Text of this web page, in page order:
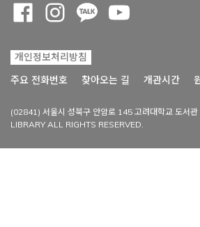
개인정보처리방침
주요 전화번호
찾아오는 길 개관시간
(02841) 서울시 성북구 안암로 145 고려대학교 도서
LIBRARY ALL RIGHTS RESERVED.
Opens a new window
Opens a new window
Opens a new